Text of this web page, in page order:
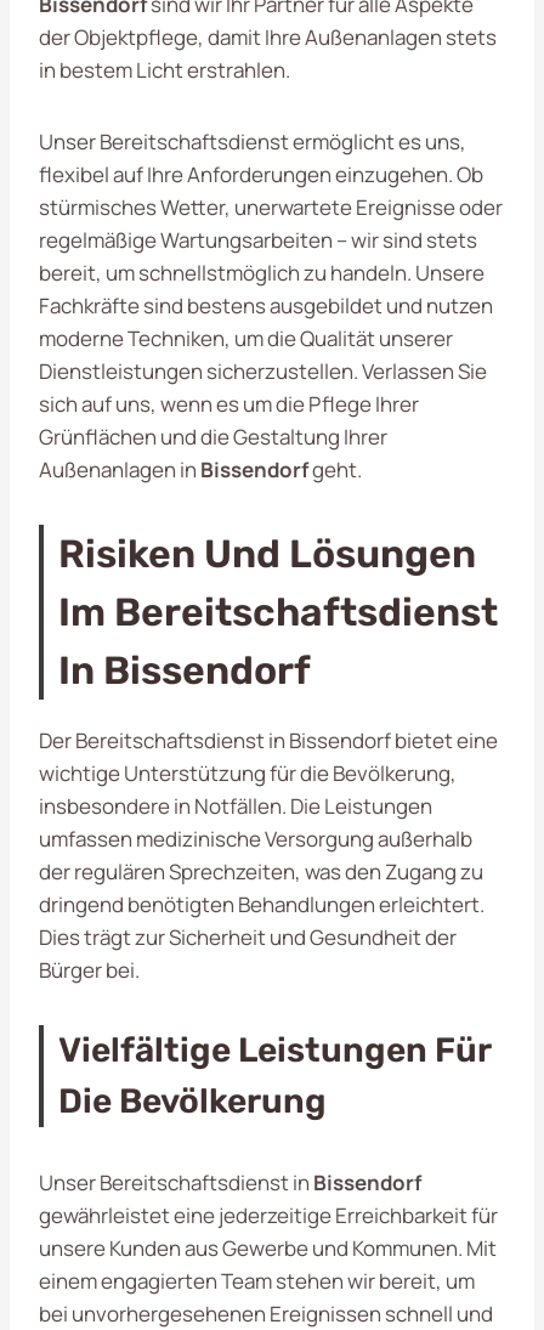
der Objektpflege, damit Ihre Außenanlagen stets
in bestem Licht erstrahlen.
Unser Bereitschaftsdienst ermöglicht es uns,
flexibel auf Ihre Anforderungen einzugehen. Ob
stürmisches Wetter, unerwartete Ereignisse oder
regelmäßige Wartungsarbeiten – wir sind stets
bereit, um schnellstmöglich zu handeln. Unsere
Fachkräfte sind bestens ausgebildet und nutzen
moderne Techniken, um die Qualität unserer
Dienstleistungen sicherzustellen. Verlassen Sie
sich auf uns, wenn es um die Pflege Ihrer
Grünflächen und die Gestaltung Ihrer
Außenanlagen in Bissendorfgeht.
Risiken Und Lösungen
Im Bereitschaftsdienst
In Bissendorf
Der Bereitschaftsdienst in Bissendorf bietet eine
wichtige Unterstützung für die Bevölkerung,
insbesondere in Notfällen. Die Leistungen
umfassen medizinische Versorgung außerhalb
der regulären Sprechzeiten, was den Zugang zu
dringend benötigten Behandlungen erleichtert.
Dies trägt zur Sicherheit und Gesundheit der
Bürger bei.
Vielfältige Leistungen Für
Die Bevölkerung
Unser Bereitschaftsdienst in Bissendorf
gewährleistet eine jederzeitige Erreichbarkeit für
unsere Kunden aus Gewerbe und Kommunen. Mit
einem engagierten Team stehen wir bereit, um
bei unvorhergesehenen Ereignissen schnell und